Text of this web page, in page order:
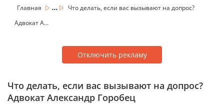
Главная ...
Что делать, если вас вызывают на допрос?
Адвокат А...
Отключить рекламу
Что делать, если вас вызывают на допрос?
Адвокат Александр Горобец